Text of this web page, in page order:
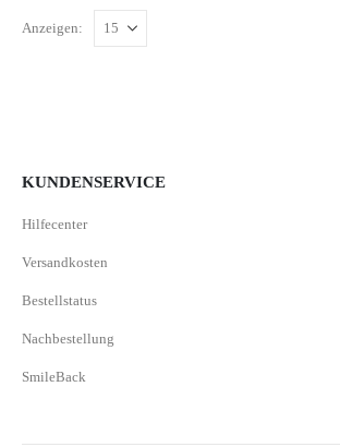
Anzeigen:
KUNDENSERVICE
Hilfecenter
Versandkosten
Bestellstatus
Nachbestellung
SmileBack